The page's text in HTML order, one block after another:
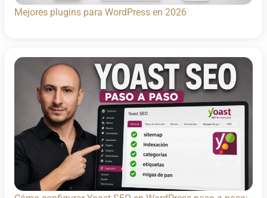
Mejores plugins para WordPress en 2026